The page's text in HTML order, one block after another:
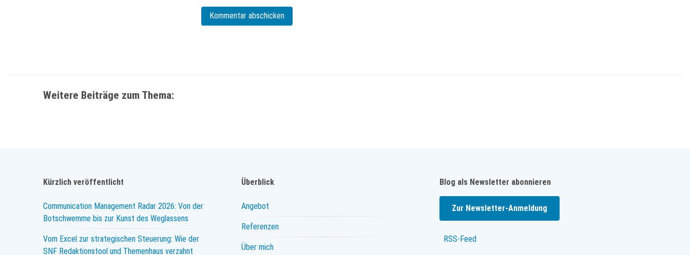
Weitere Beiträge zum Thema:
Kürzlich veröffentlicht
Communication Management Radar 2026: Von der
Botschwemme bis zur Kunst des Weglassens
Vom Excel zur strategischen Steuerung: Wie der
SNF Redaktionstool und Themenhaus verzahnt
Überblick
Angebot
Referenzen
Über mich
Blog als Newsletter abonnieren
Zur Newsletter-Anmeldung
RSS-Feed